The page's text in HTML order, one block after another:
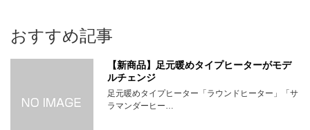
おすすめ記事
【新商品】足元暖めタイプヒーターがモデ
ルチェンジ
足元暖めタイプヒーター「ラウンドヒーター」「サ
ラマンダーヒー…